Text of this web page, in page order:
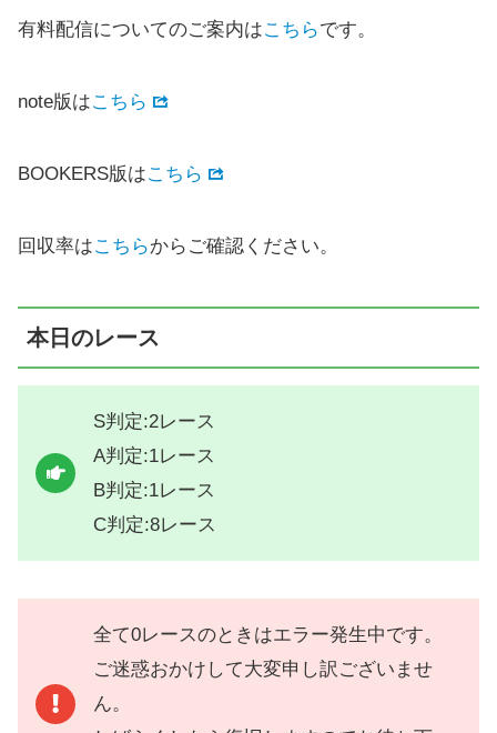
有料配信についてのご案内はこちらです。
note版はこちら
BOOKERS版はこちら
回収率はこちらからご確認ください。
本日のレース
S判定:2レース
A判定:1レース
B判定:1レース
C判定:8レース
全て0レースのときはエラー発生中です。
ご迷惑おかけして大変申し訳ございませ
ん。